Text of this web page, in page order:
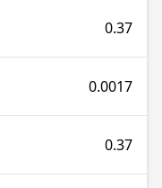
0.37
0.0017
0.37